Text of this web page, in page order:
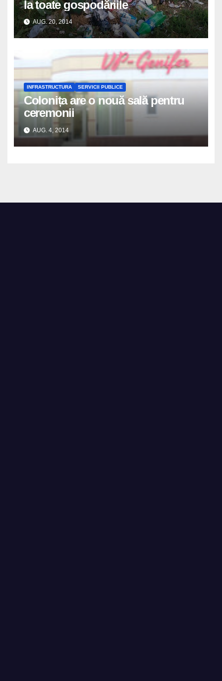
la toate gospodăriile
AUG. 20, 2014
INFRASTRUCTURA SERVICII PUBLICE
Colonița are o nouă sală pentru
ceremonii
AUG. 4, 2014